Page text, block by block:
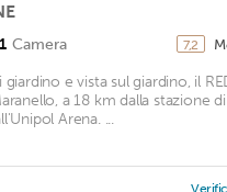
1 Camera 7,2
e vista sul giardino, il
a 18 km dalla stazione
Arena. ...